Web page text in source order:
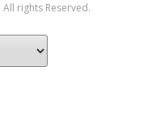
rights Reserved.